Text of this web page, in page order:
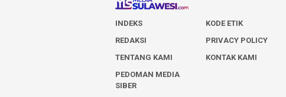
INDEKS KODE ETIK
REDAKSI
PRIVACY POLICY
TENTANG KAMI
KONTAK KAMI
PEDOMAN MEDIA
SIBER